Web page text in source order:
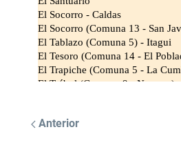
Anterior